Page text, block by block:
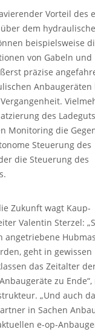
Vorteil des
dem
beispielsweise
von Gabeln und
präzise
Anbaugeräten
des
Monitoring die
Steuerung des
die Steuerung des
Zukunft wagt Kaup-
Valentin Sterzel:
angetriebene
geht in gewissen
das Zeitalter
zu
„Und auch
in Sachen
e-op-